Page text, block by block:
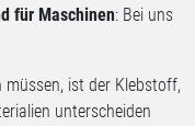
für Maschinen: Bei uns
müssen, ist der Klebstoff,
unterscheiden